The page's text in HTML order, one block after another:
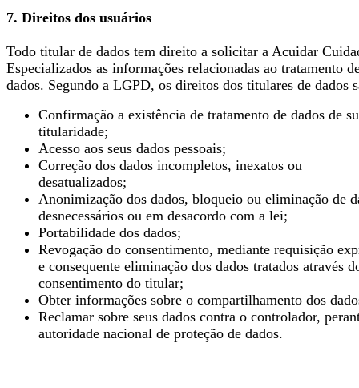
7. Direitos dos usuários
Todo titular de dados tem direito a solicitar a Acuidar
Especializados as informações relacionadas ao tratamento
dados. Segundo a LGPD, os direitos dos titulares de dados
Confirmação a existência de tratamento de dados de
titularidade;
Acesso aos seus dados pessoais;
Correção dos dados incompletos, inexatos ou
desatualizados;
Anonimização dos dados, bloqueio ou eliminação de
desnecessários ou em desacordo com a lei;
Portabilidade dos dados;
Revogação do consentimento, mediante requisição
e consequente eliminação dos dados tratados através
consentimento do titular;
Obter informações sobre o compartilhamento dos
Reclamar sobre seus dados contra o controlador,
autoridade nacional de proteção de dados.